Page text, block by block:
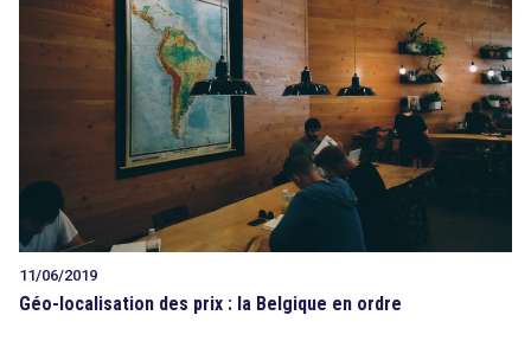
11/06/2019
Géo-localisation des prix : la Belgique en ordre